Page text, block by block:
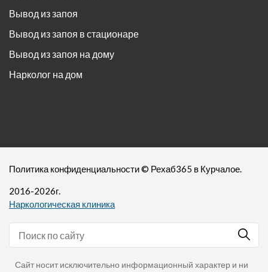
Вывод из запоя
Вывод из запоя в стационаре
Вывод из запоя на дому
Нарколог на дом
Политика конфиденциальности© Рехаб365 в Курчалое.
2016-2026г.
Наркологическая клиника
Сайт носит исключительно информационный характер и ни